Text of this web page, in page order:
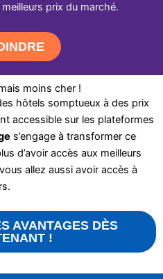
prix du marché.
moins cher !
hôtels somptueux à des prix
accessible sur les plateformes
s’engage à transformer ce
d’avoir accès aux meilleurs
allez aussi avoir accès à
AVANTAGES DÈS
!